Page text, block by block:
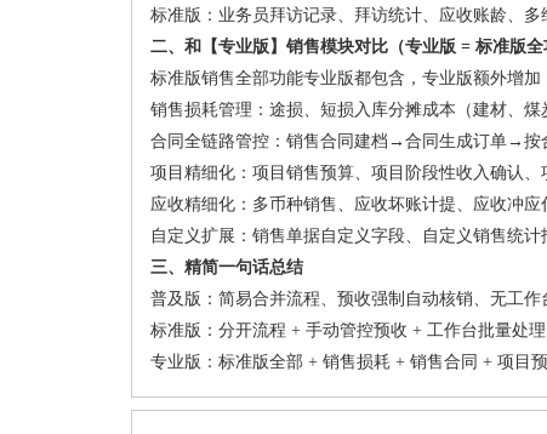
标准版：业务员拜访记录、拜访统计、应收账龄、
二、和【专业版】销售模块对比（专业版 = 标准版全
标准版销售全部功能专业版都包含，专业版额外增加
销售损耗管理：途损、短损入库分摊成本（建材、煤
合同全链路管控：销售合同建档→合同生成订单→按
项目精细化：项目销售预算、项目阶段性收入确认、
应收精细化：多币种销售、应收坏账计提、应收冲
自定义扩展：销售单据自定义字段、自定义销售统
三、精简一句话总结
普及版：简易合并流程、预收强制自动核销、无工作
标准版：分开流程 + 手动管控预收 + 工作台批量处
专业版：标准版全部 + 销售损耗 + 销售合同 + 项目